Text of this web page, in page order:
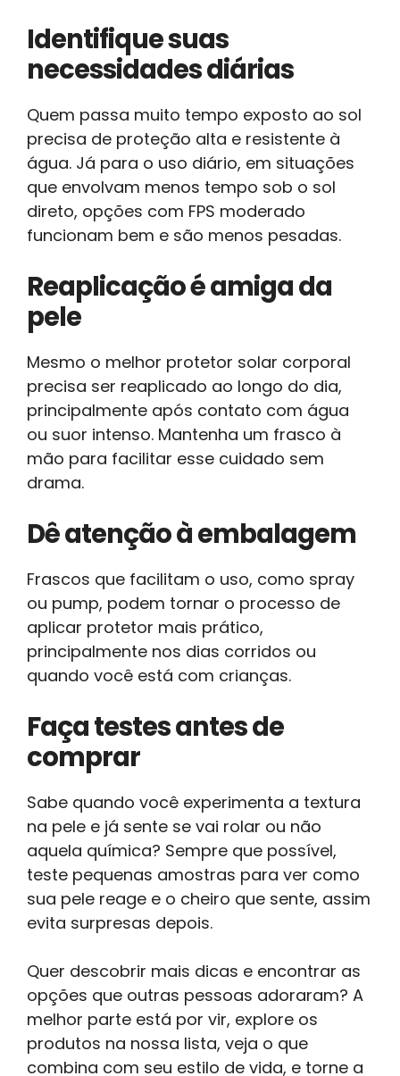
Identifique suas
necessidades diárias
Quem passa muito tempo exposto ao sol
precisa de proteção alta e resistente à
água. Já para o uso diário, em situações
que envolvam menos tempo sob o sol
direto, opções com FPS moderado
funcionam bem e são menos pesadas.
Reaplicação é amiga da
pele
Mesmo o melhor protetor solar corporal
precisa ser reaplicado ao longo do dia,
principalmente após contato com água
ou suor intenso. Mantenha um frasco à
mão para facilitar esse cuidado sem
drama.
Dê atenção à embalagem
Frascos que facilitam o uso, como spray
ou pump, podem tornar o processo de
aplicar protetor mais prático,
principalmente nos dias corridos ou
quando você está com crianças.
Faça testes antes de
comprar
Sabe quando você experimenta a textura
na pele e já sente se vai rolar ou não
aquela química? Sempre que possível,
teste pequenas amostras para ver como
sua pele reage e o cheiro que sente, assim
evita surpresas depois.
Quer descobrir mais dicas e encontrar as
opções que outras pessoas adoraram? A
melhor parte está por vir, explore os
produtos na nossa lista, veja o que
combina com seu estilo de vida, e torne a